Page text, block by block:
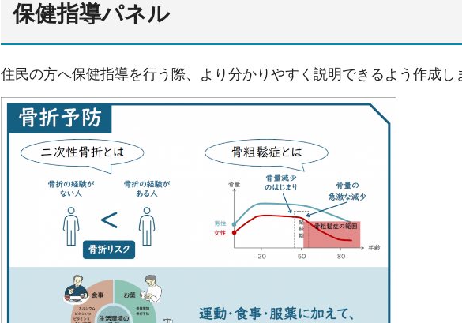
保健指導パネル
住民の方へ保健指導を行う際、より分かりやすく説明できるよう作成し